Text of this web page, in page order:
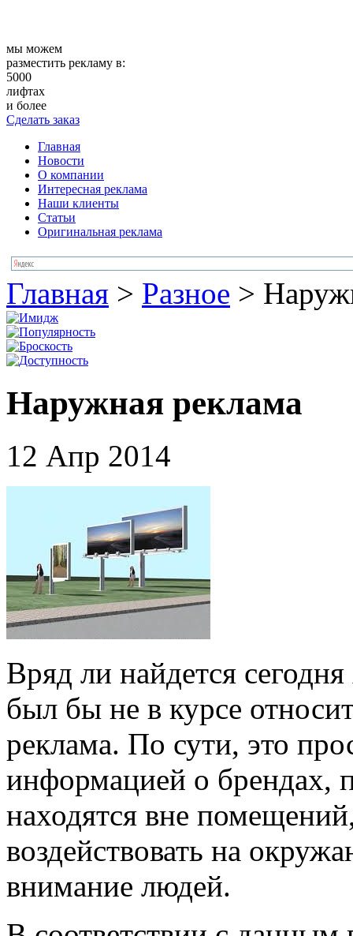
мы можем
разместить рекламу в:
5000
лифтах
и более
Сделать заказ
Главная
Новости
О компании
Интересная реклама
Наши клиенты
Статьи
Оригинальная реклама
Главная > Разное >
Наружная реклама
12 Апр 2014
Вряд ли найдется
был бы не в курсе
реклама. По сути, это
информацией о брендах,
находятся вне
воздействовать на
внимание людей.